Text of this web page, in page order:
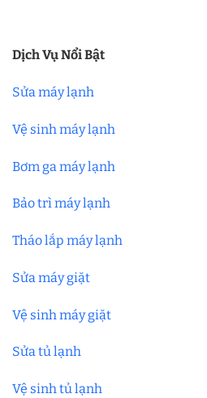
Dịch Vụ Nổi Bật
Sửa máy lạnh
Vệ sinh máy lạnh
Bơm ga máy lạnh
Bảo trì máy lạnh
Tháo lắp máy lạnh
Sửa máy giặt
Vệ sinh máy giặt
Sửa tủ lạnh
Vệ sinh tủ lạnh